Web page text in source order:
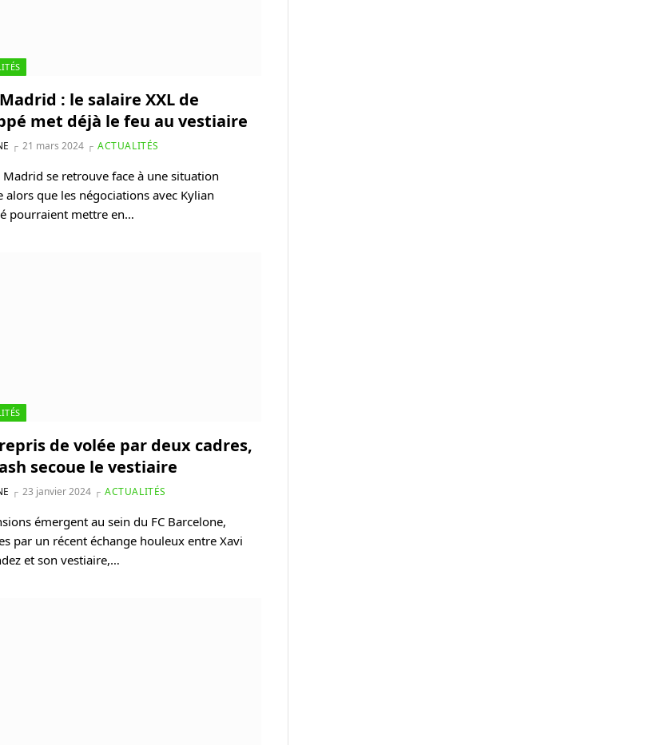
: le salaire XXL de
met déjà le feu au vestiaire
21 mars 2024 ACTUALITÉS
Madrid se retrouve face à une situation
alors que les négociations avec Kylian
pourraient mettre en…
de volée par deux cadres,
secoue le vestiaire
23 janvier 2024 ACTUALITÉS
émergent au sein du FC Barcelone,
par un récent échange houleux entre Xavi
et son vestiaire,…